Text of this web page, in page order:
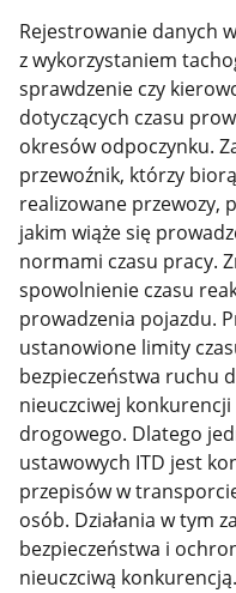
Rejestrowanie danych
z wykorzystaniem
sprawdzenie czy
dotyczących czasu
okresów odpoczynku.
przewoźnik, którzy
realizowane przewozy,
jakim wiąże się
normami czasu pracy.
spowolnienie czasu
prowadzenia pojazdu.
ustanowione limity
bezpieczeństwa ruchu
nieuczciwej
drogowego. Dlatego
ustawowych ITD jest
przepisów w
osób. Działania w tym
bezpieczeństwa i
nieuczciwą konkurencją.